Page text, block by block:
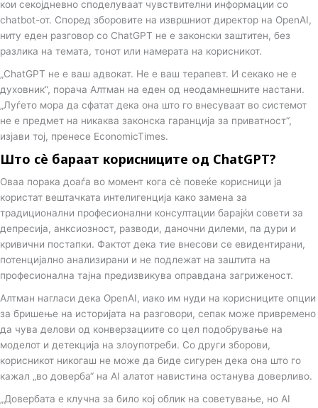
кои секојдневно споделуваат чувствителни информации со
chatbot-от. Според зборовите на извршниот директор на OpenAI,
ниту еден разговор со ChatGPT не е законски заштитен, без
разлика на темата, тонот или намерата на корисникот.
„ChatGPT не е ваш адвокат. Не е ваш терапевт. И секако не е
духовник“, порача Алтман на еден од неодамнешните настани.
„Луѓето мора да сфатат дека она што го внесуваат во системот
не е предмет на никаква законска гаранција за приватност“,
изјави тој, пренесе EconomicTimes.
Што сè бараат корисниците од ChatGPT?
Оваа порака доаѓа во момент кога сè повеќе корисници ја
користат вештачката интелигенција како замена за
традиционални професионални консултации барајќи совети за
депресија, анксиозност, разводи, даночни дилеми, па дури и
кривични постапки. Фактот дека тие внесови се евидентирани,
потенцијално анализирани и не подлежат на заштита на
професионална тајна предизвикува оправдана загриженост.
Алтман нагласи дека OpenAI, иако им нуди на корисниците опции
за бришење на историјата на разговори, сепак може привремено
да чува делови од конверзациите со цел подобрување на
моделот и детекција на злоупотреби. Со други зборови,
корисникот никогаш не може да биде сигурен дека она што го
кажал „во доверба“ на AI алатот навистина останува доверливо.
„Довербата е клучна за било кој облик на советување, но AI